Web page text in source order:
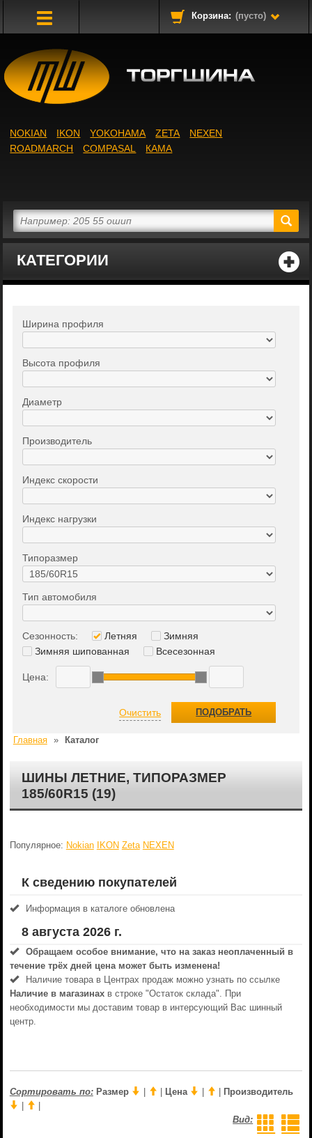
Корзина: (пусто)
КАТЕГОРИИ
NOKIAN IKON YOKOHAMA ZETA
NEXEN
ROADMARCH
COMPASAL КАМА
Главная » Каталог
ШИНЫ ЛЕТНИЕ, ТИПОРАЗМЕР
185/60R15 (19)
Популярное: Nokian IKON Zeta NEXEN
К сведению покупателей
Информация в каталоге обновлена
8 августа 2026 г.
Обращаем особое внимание, что на заказ неоплаченный в
течениe трёх дней цена может быть изменена!
Наличие товара в Центрах продаж можно узнать по ссылке
Наличие в магазинахв строке "Остаток склада". При
необходимости мы доставим товар в интерсующий Вас шинный
центр.
Сортировать по: Размер Цена
Производитель
Вид:
Ширина профиля
Высота профиля
Диаметр
Производитель
Индекс скорости
Индекс нагрузки
Типоразмер
Тип автомобиля
Сезонность: Летняя
Зимняя
Зимняя шипованная
Всесезонная
Цена:
Очистить ПОДОБРАТЬ